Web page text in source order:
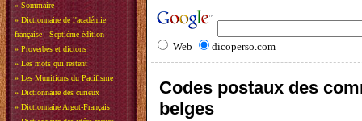
» Sommaire
» Dictionnaire de l'académie
française - Septième édition
» Proverbes et dictons
» Les mots qui restent
» Les Munitions du Pacifisme
» Dictionnaire des curieux
» Dictionnaire Argot-Français
Web dicoperso.com
Codes postaux des
belges